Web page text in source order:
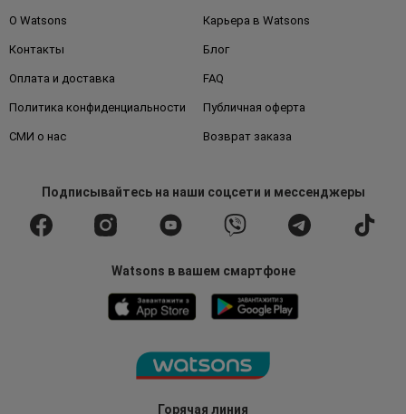
Горячая линия
О Watsons Карьера в Watsons
Контакты Блог
Оплата и доставка FAQ
Политика конфиденциальности Публичная оферта
СМИ о нас Возврат заказа
Подписывайтесьна наши соцсети и мессенджеры
Watsons в вашем смартфоне